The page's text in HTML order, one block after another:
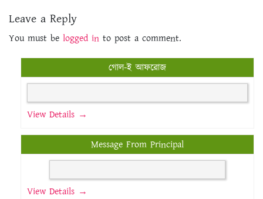
Leave a Reply
You must be logged in to post a comment.
গোল-ই আফরোজ
View Details →
Message From Principal
View Details →